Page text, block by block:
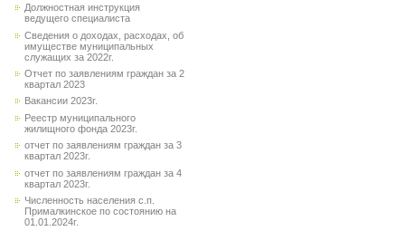
Должностная инструкция
ведущего специалиста
Сведения о доходах, расходах, об
имуществе муниципальных
служащих за 2022г.
Отчет по заявлениям граждан за 2
квартал 2023
Вакансии 2023г.
Реестр муниципального
жилищного фонда 2023г.
отчет по заявлениям граждан за 3
квартал 2023г.
отчет по заявлениям граждан за 4
квартал 2023г.
Численность населения с.п.
Прималкинское по состоянию на
01.01.2024г.